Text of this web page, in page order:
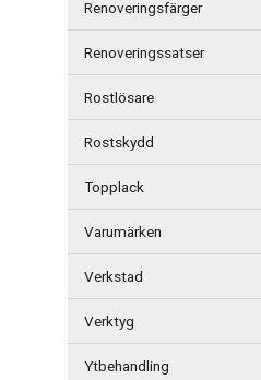
Renoveringsfärger
Renoveringssatser
Rostlösare
Rostskydd
Topplack
Varumärken
Verkstad
Verktyg
Ytbehandling